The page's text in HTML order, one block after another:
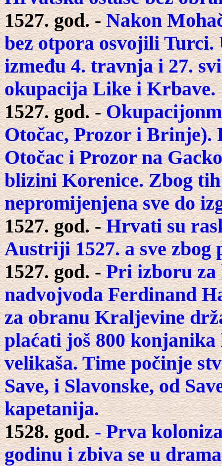
1527. god. -Nakon
bez otpora osvojili Turci.
između 4. travnja i 27.
okupacija Like i Krbave.
1527. god. -
Otočac, Prozor i
Otočac i Prozor na
blizini Korenice. Zbog
nepromijenjena sve do
1527. god. -Hrvati su
Austriji 1527. a sve zbog
1527. god. -Pri izboru za
nadvojvoda Ferdinand
za obranu Kraljevine
plaćati još 800
velikaša. Time počinje
Save, i Slavonske, od
kapetanija.
1528. god.- Prva
godinu i zbiva se u